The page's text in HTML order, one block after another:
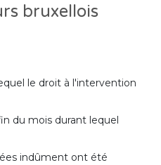
bruxellois
le droit à l'intervention
du mois durant lequel
indûment ont été